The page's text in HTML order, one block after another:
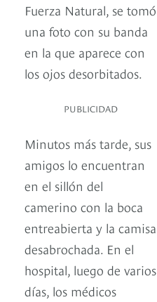
Fuerza Natural, se tomó
una foto con su banda
en la que aparece con
los ojos desorbitados.
PUBLICIDAD
Minutos más tarde, sus
amigos lo encuentran
en el sillón del
camerino con la boca
entreabierta y la camisa
desabrochada. En el
hospital, luego de varios
días, los médicos